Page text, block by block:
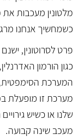
מלטונין מעכבות את
כשמחשיך אנחנו
פרט לסרוטונין,
כגון הורמון
המערכת הסימפטית,
מערכת זו מופעלת
שלנו או כשיש
מעכב שינה קבועה.